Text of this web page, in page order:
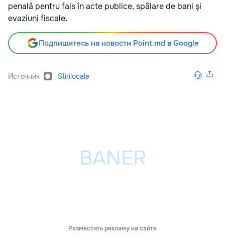
penală pentru fals în acte publice, spălare de bani şi
evaziuni fiscale.
Подпишитесь на новости Point.md в Google
Источник Stirilocale
Разместить рекламу на сайте